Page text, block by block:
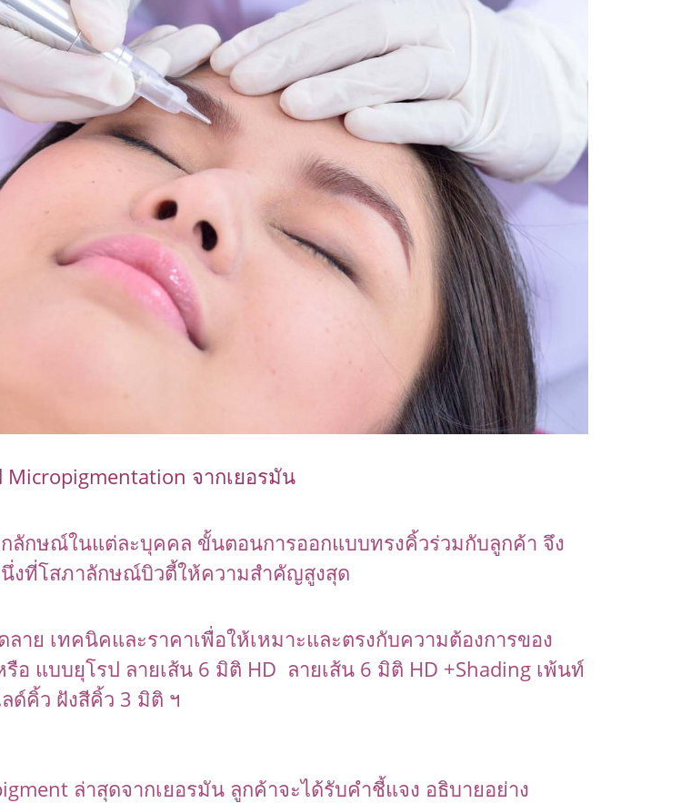
จากเยอรมัน
ลักษณ์ในแต่ละบุคคล ขั้นตอนการออกแบบทรงคิ้วร่วมกับลูกค้า จึง
งที่โสภาลักษณ์บิวตี้ให้ความสำคัญสูงสุด
าย เทคนิคและราคาเพื่อให้เหมาะและตรงกับความต้องการของ
อ แบบยุโรป ลายเส้น 6 มิติ HD ลายเส้น 6 มิติ HD +Shading เพ้นท์
ด์คิ้ว ฝังสีคิ้ว 3 มิติ ฯ
ล่าสุดจากเยอรมัน ลูกค้าจะได้รับคำชี้แจง อธิบายอย่าง